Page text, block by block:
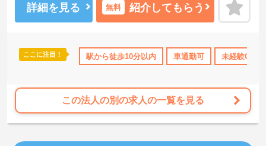
西武新宿線「航空公園駅」から徒歩9分なので、通勤にも便利です。
ご興味のある方には、面接対策ポイントなど、さらに詳細をお話し
詳細を見る 無料 紹介してもらう
ここに注目！ 駅から徒歩10分以内 車通勤可 未経験OK
この法人の別の求人の一覧を見る